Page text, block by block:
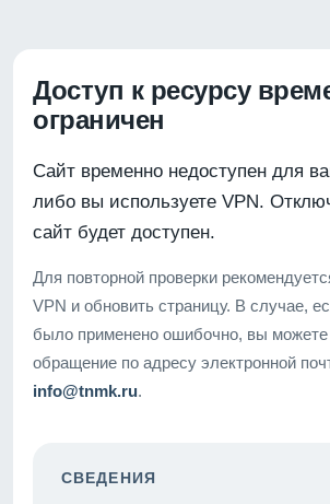
Доступ к ресурсу
ограничен
Сайт временно недоступен для
либо вы используете VPN.
сайт будет доступен.
Для повторной проверки
VPN и обновить страницу. В случае,
было применено ошибочно, вы можете
обращение по адресу электронной
info@tnmk.ru.
СВЕДЕНИЯ